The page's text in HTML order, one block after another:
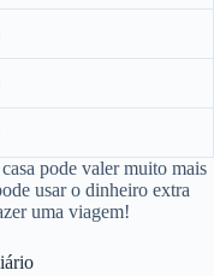
pode valer muito mais
usar o dinheiro extra
uma viagem!